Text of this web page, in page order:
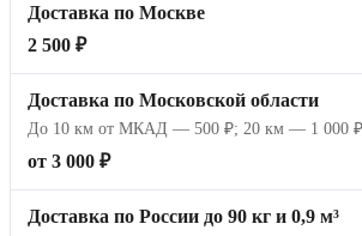
Доставка по Москве
2 500 ₽
Доставка по Московской области
До 10 км от МКАД — 500 ₽; 20 км — 1 000
от 3 000 ₽
Доставка по России до 90 кг и 0,9 м³